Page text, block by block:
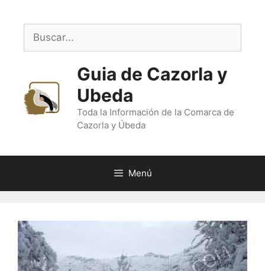
contenido
Buscar:
Guia de Cazorla y
Ubeda
Toda la Información de la Comarca de
Cazorla y Úbeda
Menú